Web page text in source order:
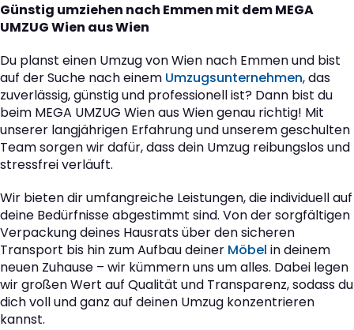
Günstig umziehen nach Emmen mit dem MEGA
UMZUG Wien aus Wien
Du planst einen Umzug von Wien nach Emmen und bist
auf der Suche nach einem Umzugsunternehmen, das
zuverlässig, günstig und professionell ist? Dann bist du
beim MEGA UMZUG Wien aus Wien genau richtig! Mit
unserer langjährigen Erfahrung und unserem geschulten
Team sorgen wir dafür, dass dein Umzug reibungslos und
stressfrei verläuft.
Wir bieten dir umfangreiche Leistungen, die individuell auf
deine Bedürfnisse abgestimmt sind. Von der sorgfältigen
Verpackung deines Hausrats über den sicheren
Transport bis hin zum Aufbau deiner Möbel in deinem
neuen Zuhause – wir kümmern uns um alles. Dabei legen
wir großen Wert auf Qualität und Transparenz, sodass du
dich voll und ganz auf deinen Umzug konzentrieren
kannst.